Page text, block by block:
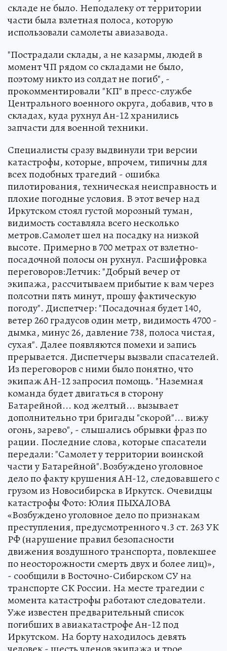
складе не было. Неподалеку от территории
части была взлетная полоса, которую
использовали самолеты авиазавода.
"Пострадали склады, а не казармы, людей в
момент ЧП рядом со складами не было,
поэтому никто из солдат не погиб", -
прокомментировали "КП" в пресс-службе
Центрального военного округа, добавив, что в
складах, куда рухнул Ан-12 хранились
запчасти для военной техники.
Специалисты сразу выдвинули три версии
катастрофы, которые, впрочем, типичны для
всех подобных трагедий - ошибка
пилотирования, техническая неисправность и
плохие погодные условия. В этот вечер над
Иркутском стоял густой морозный туман,
видимость составляла всего несколько
метров.Самолет шел на посадку на низкой
высоте. Примерно в 700 метрах от взлетно-
посадочной полосы он рухнул. Расшифровка
переговоров:Летчик: "Добрый вечер от
экипажа, рассчитываем прибытие к вам через
полсотни пять минут, прошу фактическую
погоду". Диспетчер: "Посадочная будет 140,
ветер 260 градусов один метр, видимость 4700 -
дымка, минус 26, давление 738, полоса чистая,
сухая". Далее появляются помехи и запись
прерывается. Диспетчеры вызвали спасателей.
Из переговоров с ними было понятно, что
экипаж АН-12 запросил помощь. "Наземная
команда будет двигаться в сторону
Батарейной... код желтый... вызывает
дополнительно три бригады "скорой"... вижу
огонь, зарево", - слышались обрывки фраз по
рации. Последние слова, которые спасатели
передали: "Самолет у территории воинской
части у Батарейной".Возбуждено уголовное
дело по факту крушения АН-12, следовавшего с
грузом из Новосибирска в Иркутск. Очевидцы
катастрофы Фото: Юлия ПЫХАЛОВА
«Возбуждено уголовное дело по признакам
преступления, предусмотренного ч.3 ст. 263 УК
РФ (нарушение правил безопасности
движения воздушного транспорта, повлекшее
по неосторожности смерть двух и более лиц)»,
- сообщили в Восточно-Сибирском СУ на
транспорте СК России. На месте трагедии с
момента катастрофы работают следователи.
Уже известен предварительный список
погибших в авиакатастрофе Ан-12 под
Иркутском. На борту находилось девять